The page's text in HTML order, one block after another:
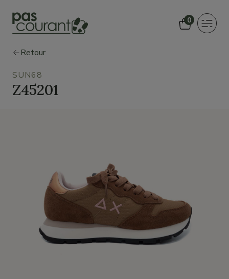
0
Toggle
Retour
SUN68
Z45201